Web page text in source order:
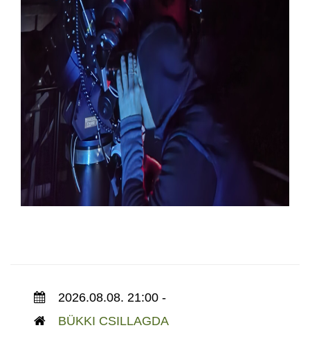
2026.08.08. 21:00 -
BÜKKI CSILLAGDA